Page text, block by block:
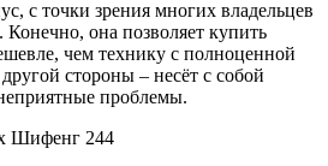
с точки зрения многих владельцев
Конечно, она позволяет купить
чем технику с полноценной
стороны – несёт с собой
проблемы.